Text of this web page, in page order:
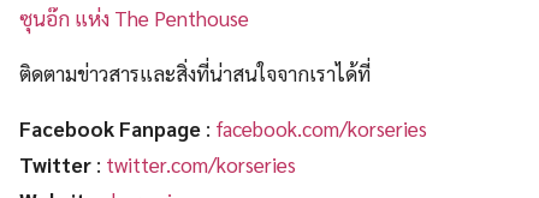
ซุนอ๊ก แห่ง The Penthouse
ติดตามข่าวสารและสิ่งที่น่าสนใจจากเราได้ที่
Facebook Fanpage : facebook.com/korseries
Twitter : twitter.com/korseries